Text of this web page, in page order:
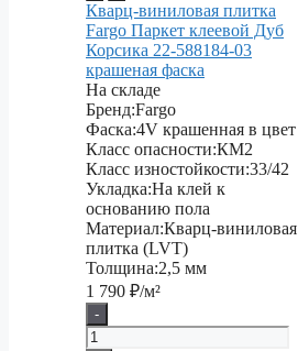
Кварц-виниловая плитка
Fargo Паркет клеевой Дуб
Корсика 22-588184-03
крашеная фаска
На складе
Бренд:Fargo
Фаска:4V крашенная в цвет
Класс опасности:КМ2
Класс изностойкости:33/42
Укладка:На клей к
основанию пола
Материал:Кварц-виниловая
плитка (LVT)
Толщина:2,5 мм
1 790 ₽/м²
-